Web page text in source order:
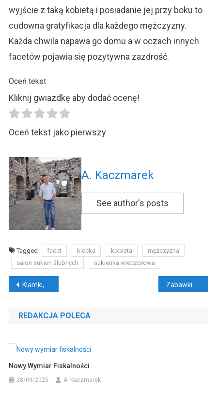
wyjście z taką kobietą i posiadanie jej przy boku to
cudowna gratyfikacja dla każdego mężczyzny.
Każda chwila napawa go domu a w oczach innych
facetów pojawia się pozytywna zazdrość.
Oceń tekst
Kliknij gwiazdkę aby dodać ocenę!
Oceń tekst jako pierwszy
A. Kaczmarek
See author's posts
Tagged facet kiecka kobieta
mężczyzna
salon sukien ślubnych
sukienka wieczorowa
Nawigacja
wpisu
Klamki, okucia i inne detale
REDAKCJA POLECA
Nowy Wymiar Fiskalności
28/09/2025 A. Kaczmarek